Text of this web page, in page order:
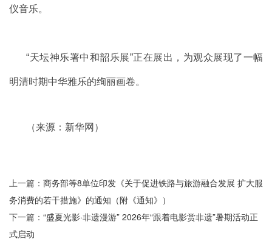
仪音乐。
“天坛神乐署中和韶乐展”正在展出，为观众展现了一幅
明清时期中华雅乐的绚丽画卷。
（来源：新华网）
上一篇： 商务部等8单位印发《关于促进铁路与旅游融合发展 扩大服
务消费的若干措施》的通知（附《通知》）
下一篇： “盛夏光影·非遗漫游” 2026年“跟着电影赏非遗”暑期活动正
式启动